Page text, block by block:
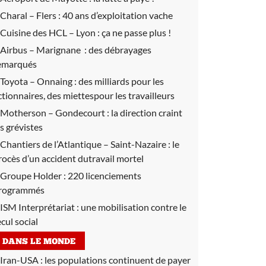
Charal – Flers : 40 ans d’exploitation vache
Cuisine des HCL – Lyon : ça ne passe plus !
Airbus – Marignane : des débrayages
Toyota – Onnaing : des milliards pour les
des miettespour les travailleurs
Motherson – Gondecourt : la direction craint
grévistes
Chantiers de l’Atlantique – Saint-Nazaire : le
d’un accident dutravail mortel
Groupe Holder : 220 licenciements
ISM Interprétariat : une mobilisation contre le
social
DANS LE MONDE
Iran-USA : les populations continuent de payer